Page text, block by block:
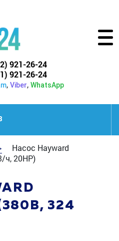
921-26-24
921-26-24
, Viber, WhatsApp
Насос Hayward
ч, 20HP)
324